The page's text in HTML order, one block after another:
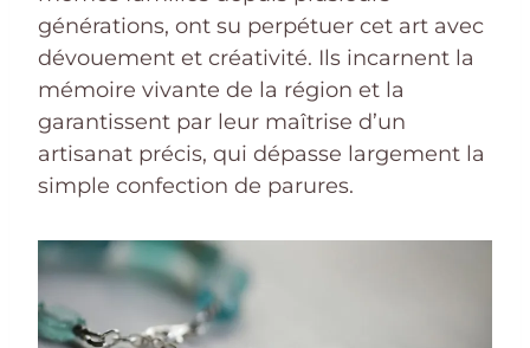
générations, ont su perpétuer cet art avec
dévouement et créativité. Ils incarnent la
mémoire vivante de la région et la
garantissent par leur maîtrise d’un
artisanat précis, qui dépasse largement la
simple confection de parures.